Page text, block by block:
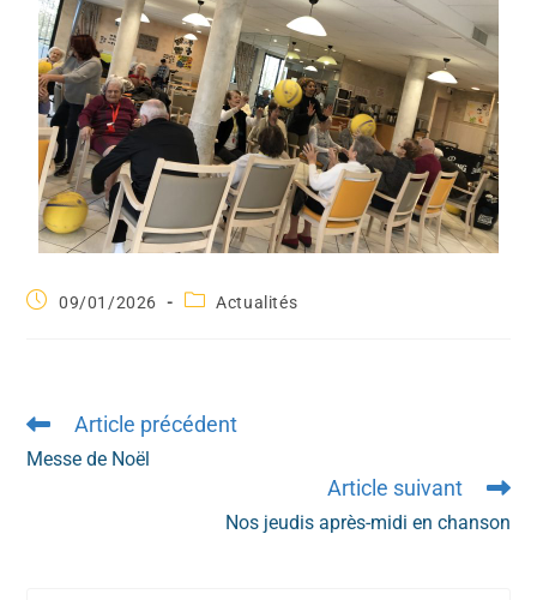
09/01/2026 Actualités
Article précédent
Messe de Noël
Article suivant
Nos jeudis après-midi en chanson